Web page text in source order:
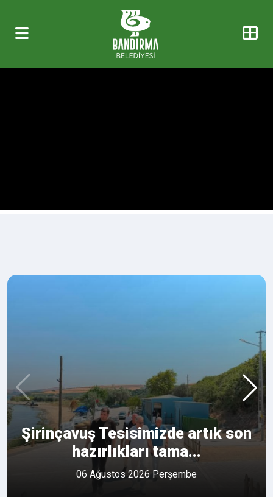
Şirinçavuş Tesisimizde artık son
hazırlıkları tama...
06 Ağustos 2026 Perşembe